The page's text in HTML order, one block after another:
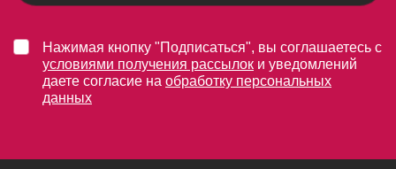
Нажимая кнопку "Подписаться", вы соглашаетесь с
условиями получения рассылок и уведомлений
даете согласие на обработку персональных
данных